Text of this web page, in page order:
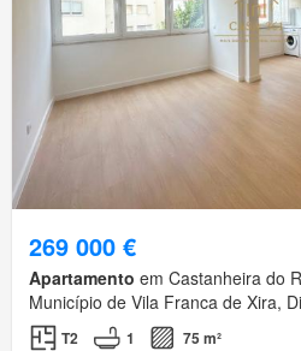
269 000 €
Apartamento em Castanheira do
Município de Vila Franca de Xira,
T2 1
75 m²